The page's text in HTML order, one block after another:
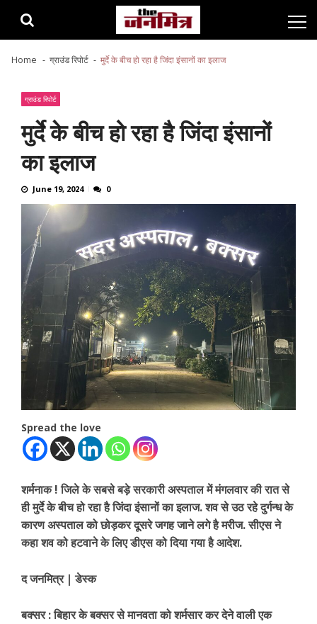
Home ग्राउंड रिपोर्ट मुर्दे के बीच हो रहा है जिंदा इंसानों का इलाज
ग्राउंड रिपोर्ट
मुर्दे के बीच हो रहा है जिंदा इंसानों
का इलाज
June 19, 2024 0
Spread the love
शर्मनाक ! जिले के सबसे बड़े सरकारी अस्पताल में मंगलवार की रात से
ही मुर्दे के बीच हो रहा है जिंदा इंसानों का इलाज. शव से उठ रहे दुर्गन्ध के
कारण अस्पताल को छोड़कर दूसरे जगह जाने लगे है मरीज. सीएस ने
कहा शव को हटवाने के लिए डीएस को दिया गया है आदेश.
द जनमित्र | डेस्क
बक्सर : बिहार के बक्सर से मानवता को शर्मसार कर देने वाली एक